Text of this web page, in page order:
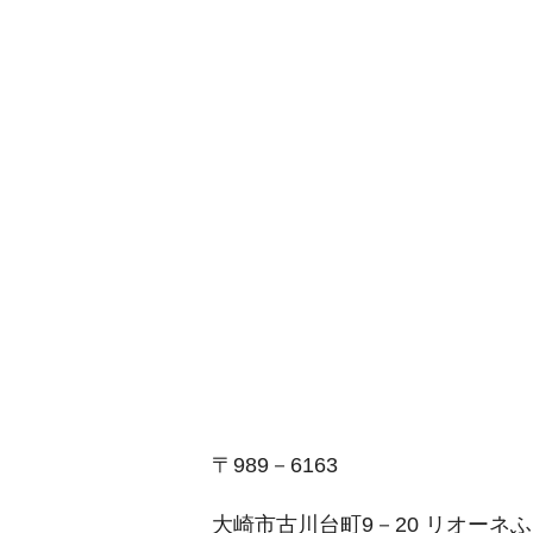
〒989－6163
大崎市古川台町9－20 リオーネ